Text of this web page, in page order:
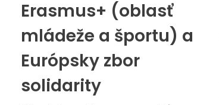
Erasmus+ (oblasť
mládeže a športu) a
Európsky zbor
solidarity